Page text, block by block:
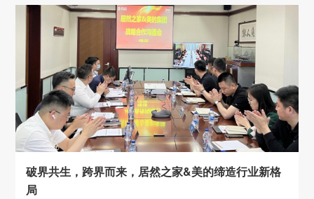
破界共生，跨界而来，居然之家&美的缔造行业新格
局